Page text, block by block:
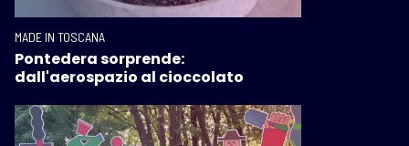
MADE IN TOSCANA
Pontedera sorprende:
dall'aerospazio al cioccolato